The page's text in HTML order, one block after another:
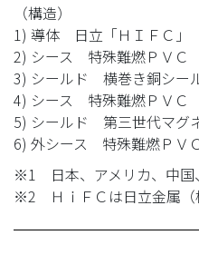
（構造）
1) 導体 日立「ＨＩＦＣ」
2) シース 特殊難燃ＰＶＣ
3) シールド 横巻き銅シー
4) シース 特殊難燃ＰＶＣ
5) シールド 第三世代マグ
6) 外シース 特殊難燃ＰＶ
※1 日本、アメリカ、中国
※2 ＨｉＦＣは日立金属（